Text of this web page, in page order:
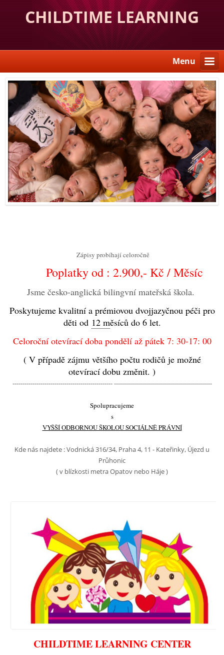
CHILDTIME LEARNING
CENTER
Menu
Zápisy probíhají celoročně
Poplatky od : 2.900,- Kč / Měsíc
Jsme česko-anglická bilingvní mateřská škola.
Poskytujeme kvalitní a prémiovou dvojjazyčnou péči pro
děti od 12 měsíců do 6 let.
Celoroční otevírací doba pondělí až pátek 7: 30-17: 00
( V případě zájmu většího počtu rodičů je možné
otevírací dobu změnit. )
-------------------------------------------------- -------------------------------------------------
Spolupracujeme
s
VYŠŠÍ ODBORNOU ŠKOLOU SOCIÁLNĚ PRÁVNÍ
Kde nás najdete : Vodnická 316/34, Praha 4, 11 - Kateřinky, Újezd u
Průhonic
( v blízkosti metra Opatov nebo Háje )
CHILDTIME LEARNING CENTER